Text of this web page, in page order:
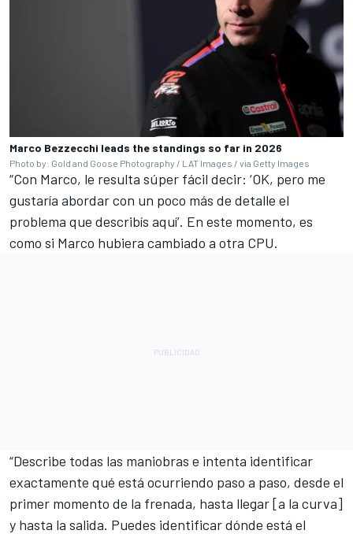
Marco Bezzecchi leads the standings so far in 2026
Photo by: Gold and Goose Photography / LAT Images / via Getty Images
“Con Marco, le resulta súper fácil decir: ‘OK, pero me
gustaría abordar con un poco más de detalle el
problema que describís aquí’. En este momento, es
como si Marco hubiera cambiado a otra CPU.
“Describe todas las maniobras e intenta identificar
exactamente qué está ocurriendo paso a paso, desde el
primer momento de la frenada, hasta llegar [a la curva]
y hasta la salida. Puedes identificar dónde está el